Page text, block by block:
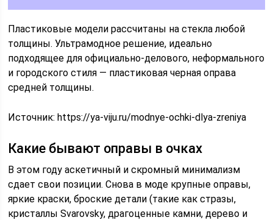
Пластиковые модели рассчитаны на стекла любой
толщины. Ультрамодное решение, идеально
подходящее для официально-делового, неформального
и городского стиля — пластиковая черная оправа
средней толщины.
Источник: https://ya-viju.ru/modnye-ochki-dlya-zreniya
Какие бывают оправы в очках
В этом году аскетичный и скромный минимализм
сдает свои позиции. Снова в моде крупные оправы,
яркие краски, броские детали (такие как стразы,
кристаллы Svarovsky, драгоценные камни, дерево и